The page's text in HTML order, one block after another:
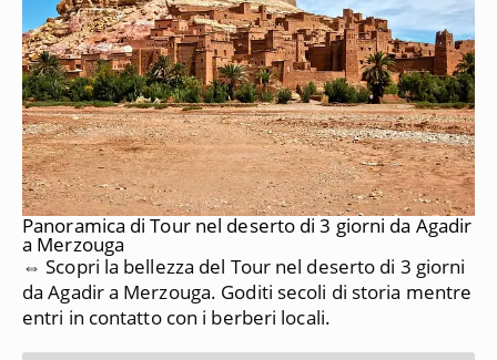
Panoramica di Tour nel deserto di 3 giorni da Agadir
a Merzouga
⇔ Scopri la bellezza del Tour nel deserto di 3 giorni
da Agadir a Merzouga. Goditi secoli di storia mentre
entri in contatto con i berberi locali.